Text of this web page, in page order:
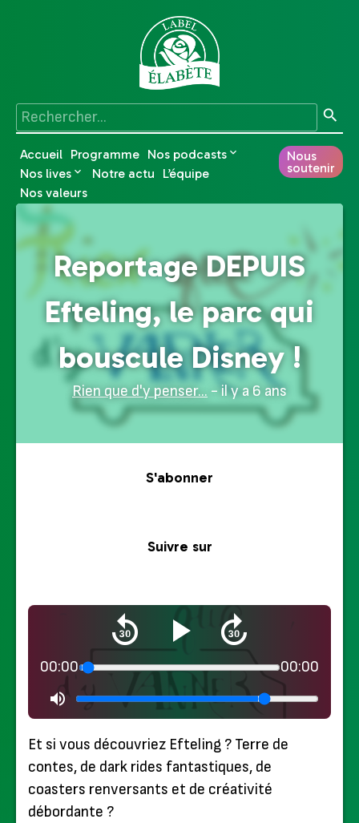
Accueil Programme Nos podcasts
Nos lives
Notre actu
L’équipe
Nos valeurs
Nous
soutenir
Reportage DEPUIS
Efteling, le parc qui
bouscule Disney !
Rien que d'y penser... - il y a 6 ans
S'abonner
Suivre sur
00:00 00:00
Et si vous découvriez Efteling ? Terre de
contes, de dark rides fantastiques, de
coasters renversants et de créativité
débordante ?